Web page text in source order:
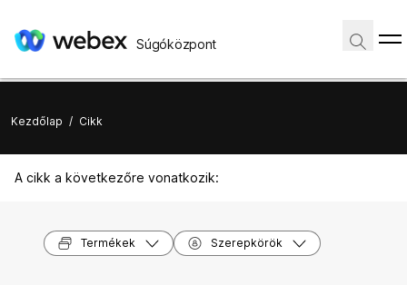
Súgóközpont
Kezdőlap / Cikk
A cikk a következőre vonatkozik:
Termékek Szerepkörök